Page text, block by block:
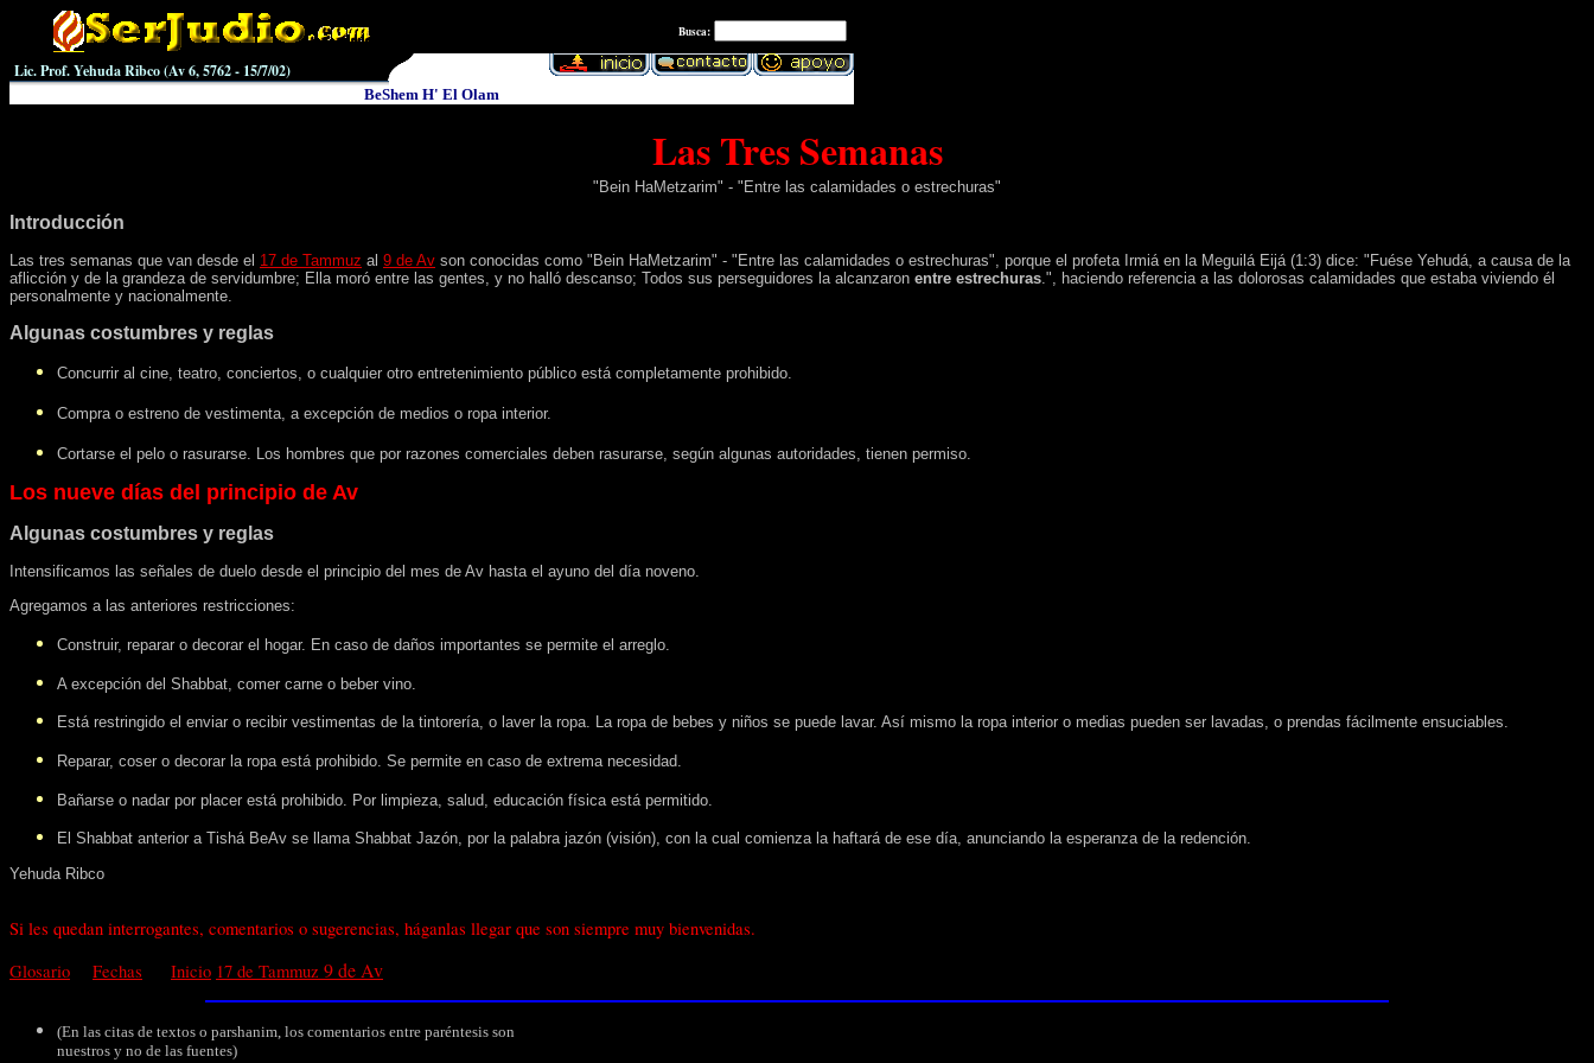
Busca:
Lic. Prof. Yehuda Ribco(Av6, 5762 - 15/7/02)
BeShem H' El Olam
Las Tres Semanas
"Bein HaMetzarim" - "Entre las calamidades o estrechuras"
Introducción
Las tres semanas que van desde el 17 de Tammuz al 9 de Av son conocidas como "Bein HaMetzarim" - "Entre las calamidades o estrechuras", porque el profeta Irmiá en la Meguilá Eijá (1:3) dice: "Fuése Yehudá, a causa de la
aflicción y de la grandeza de servidumbre; Ella moró entre las gentes, y no halló descanso; Todos sus perseguidores la alcanzaron entre estrechuras .", haciendo referencia a las dolorosas calamidades que estaba viviendo él
personalmente y nacionalmente.
Algunas costumbres y reglas
Concurrir al cine, teatro, conciertos, o cualquier otro entretenimiento público está completamente prohibido.
Compra o estreno de vestimenta, a excepción de medios o ropa interior.
Cortarse el pelo o rasurarse. Los hombres que por razones comerciales deben rasurarse, según algunas autoridades, tienen permiso.
Los nueve días del principio de Av
Algunas costumbres y reglas
Intensificamos las señales de duelo desde el principio del mes de Av hasta el ayuno del día noveno.
Agregamos a las anteriores restricciones:
Construir, reparar o decorar el hogar. En caso de daños importantes se permite el arreglo.
A excepción del Shabbat, comer carne o beber vino.
Está restringido el enviar o recibir vestimentas de la tintorería, o laver la ropa. La ropa de bebes y niños se puede lavar. Así mismo la ropa interior o medias pueden ser lavadas, o prendas fácilmente ensuciables.
Reparar, coser o decorar la ropa está prohibido. Se permite en caso de extrema necesidad.
Bañarse o nadar por placer está prohibido. Por limpieza, salud, educación física está permitido
E l Shabbat anterior a Tishá BeAv se llama Shabbat Jazón, por la palabra jazón (visión), con la cual comienza la haftará de ese día, anunciando la esperanza de la redención.
Yehuda Ribco
Si les quedan interrogantes, comentarios o sugerencias, háganlas llegar que son siempre muy bienvenidas.
Glosario
Fechas Inicio 17 de Tammuz 9 de Av
(En las citas de textos o parshanim, los comentarios entre paréntesis son
nuestros y no de las fuentes)